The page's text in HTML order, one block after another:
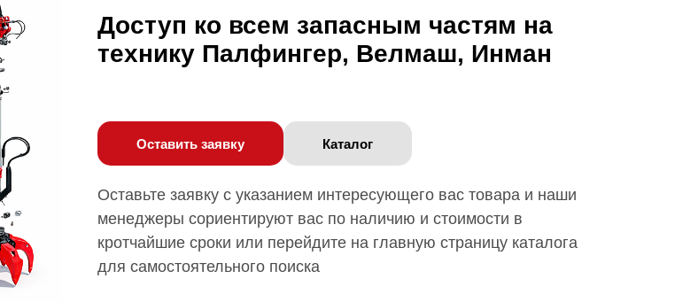
Доступ ко всем запасным частям на
технику Палфингер, Велмаш, Инман
Оставить заявку Каталог
Оставьте заявку с указанием интересующего вас товара и наши
менеджеры сориентируют вас по наличию и стоимости в
кротчайшие сроки или перейдите на главную страницу каталога
для самостоятельного поиска